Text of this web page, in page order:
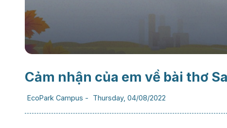
Cảm nhận của em về bài thơ
EcoPark Campus - Thursday, 04/08/2022